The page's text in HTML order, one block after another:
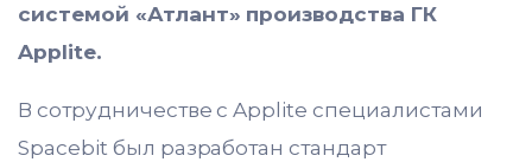
системой «Атлант» производства ГК
Applite.
В сотрудничестве с Applite специалистами
Spacebit был разработан стандарт